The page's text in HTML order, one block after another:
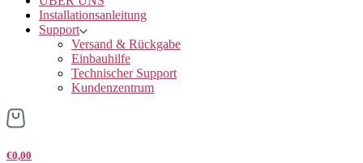
Installationsanleitung
Support
Versand & Rückgabe
Einbauhilfe
Technischer Support
Kundenzentrum
€0,00